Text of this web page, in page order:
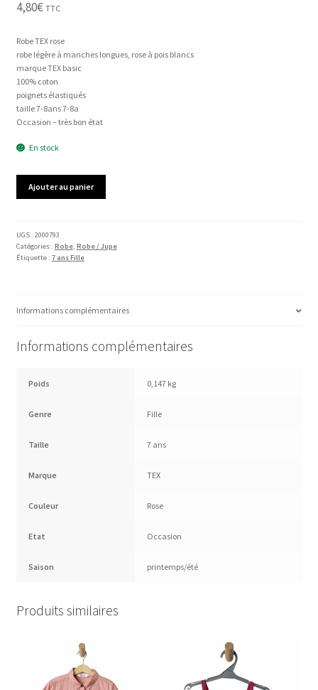
4,80€ TTC
Robe TEX rose
robe légère à manches longues, rose à pois blancs
marque TEX basic
100% coton
poignets élastiqués
taille 7-8ans 7-8a
Occasion – très bon état
En stock
Ajouter au panier
UGS : 2000793
Catégories : Robe, Robe / Jupe
Étiquette : 7 ans Fille
Informations complémentaires
Informations complémentaires
Poids 0,147 kg
Genre Fille
Taille 7 ans
Marque TEX
Couleur Rose
Etat Occasion
Saison printemps/été
Produits similaires